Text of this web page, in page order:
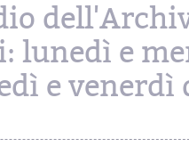
lunedì e
e venerdì